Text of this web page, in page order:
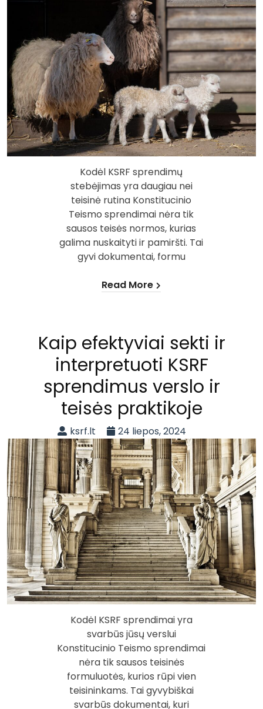
Kodėl KSRF sprendimų
stebėjimas yra daugiau nei
teisinė rutina Konstitucinio
Teismo sprendimai nėra tik
sausos teisės normos, kurias
galima nuskaityti ir pamiršti. Tai
gyvi dokumentai, formu
Read More
Kaip efektyviai sekti ir
interpretuoti KSRF
sprendimus verslo ir
teisės praktikoje
ksrf.lt 24 liepos, 2024
Kodėl KSRF sprendimai yra
svarbūs jūsų verslui
Konstitucinio Teismo sprendimai
nėra tik sausos teisinės
formuluotės, kurios rūpi vien
teisininkams. Tai gyvybiškai
svarbūs dokumentai, kuri